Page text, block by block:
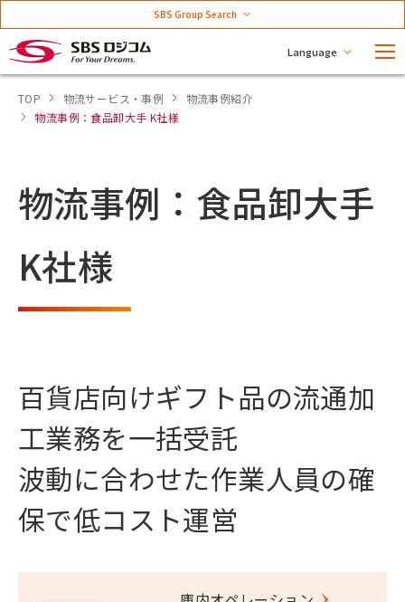
Language
SBS Group Search
TOP 物流サービス・事例
物流事例紹介
物流事例：食品卸大手 K社様
物流事例：食品卸大手
K社様
百貨店向けギフト品の流通加
工業務を一括受託
波動に合わせた作業人員の確
保で低コスト運営